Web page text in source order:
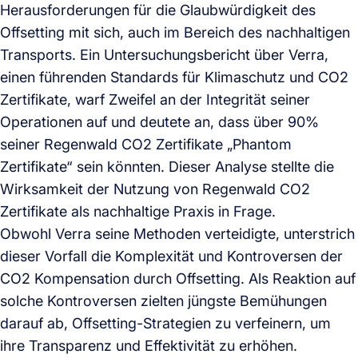
Herausforderungen für die Glaubwürdigkeit des
Offsetting mit sich, auch im Bereich des nachhaltigen
Transports. Ein Untersuchungsbericht über Verra,
einen führenden Standards für Klimaschutz und CO2
Zertifikate, warf Zweifel an der Integrität seiner
Operationen auf und deutete an, dass über 90%
seiner Regenwald CO2 Zertifikate „Phantom
Zertifikate“ sein könnten. Dieser Analyse stellte die
Wirksamkeit der Nutzung von Regenwald CO2
Zertifikate als nachhaltige Praxis in Frage.
Obwohl Verra seine Methoden verteidigte, unterstrich
dieser Vorfall die Komplexität und Kontroversen der
CO2 Kompensation durch Offsetting. Als Reaktion auf
solche Kontroversen zielten jüngste Bemühungen
darauf ab, Offsetting-Strategien zu verfeinern, um
ihre Transparenz und Effektivität zu erhöhen.